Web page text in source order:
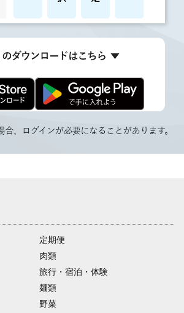
定期便
肉類
旅行・宿泊・体験
麺類
野菜